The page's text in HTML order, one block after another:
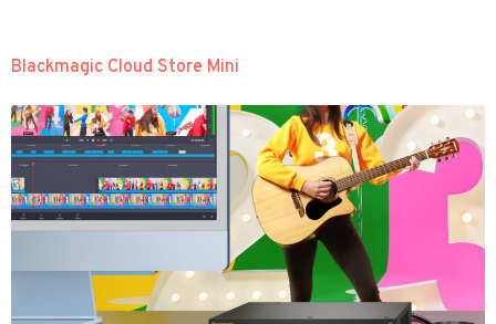
Blackmagic Cloud Store Mini